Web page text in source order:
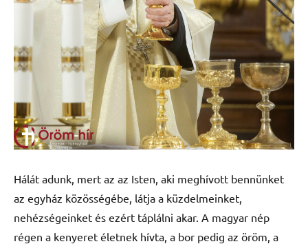
Hálát adunk, mert az az Isten, aki meghívott bennünket
az egyház közösségébe, látja a küzdelmeinket,
nehézségeinket és ezért táplálni akar. A magyar nép
régen a kenyeret életnek hívta, a bor pedig az öröm, a